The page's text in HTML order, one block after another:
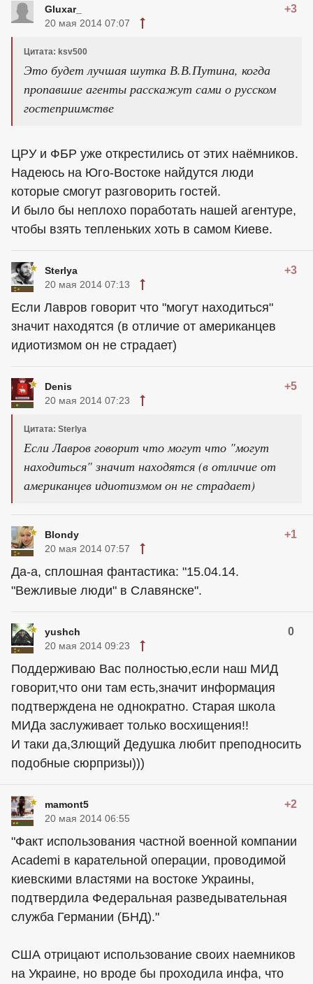
Gluxar_ +3
20 мая 2014 07:07
Цитата: ksv500
Это будет лучшая шутка В.В.Путина, когда
пропавшие агенты расскажут сами о русском
гостеприимстве
ЦРУ и ФБР уже открестились от этих наёмников.
Надеюсь на Юго-Востоке найдутся люди
которые смогут разговорить гостей.
И было бы неплохо поработать нашей агентуре,
чтобы взять тепленьких хоть в самом Киеве.
Sterlya +3
20 мая 2014 07:13
Если Лавров говорит что "могут находиться"
значит находятся (в отличие от американцев
идиотизмом он не страдает)
Denis +5
20 мая 2014 07:23
Цитата: Sterlya
Если Лавров говорит что могут что "могут
находиться" значит находятся (в отличие от
американцев идиотизмом он не страдает)
Blondy +1
20 мая 2014 07:57
Да-а, сплошная фантастика: "15.04.14.
"Вежливые люди" в Славянске".
yushch 0
20 мая 2014 09:23
Поддерживаю Вас полностью,если наш МИД
говорит,что они там есть,значит информация
подтверждена не однократно. Старая школа
МИДа заслуживает только восхищения!!
И таки да,Злющий Дедушка любит преподносить
подобные сюрпризы)))
mamont5 +2
20 мая 2014 06:55
"Факт использования частной военной компании
Academi в карательной операции, проводимой
киевскими властями на востоке Украины,
подтвердила Федеральная разведывательная
служба Германии (БНД)."
США отрицают использование своих наемников
на Украине, но вроде бы проходила инфа, что